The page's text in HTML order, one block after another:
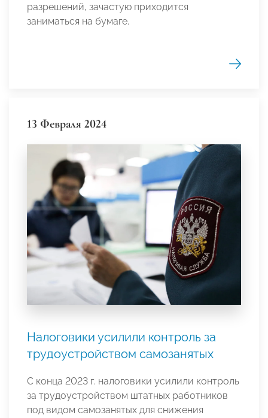
разрешений, зачастую приходится
заниматься на бумаге.
13 Февраля 2024
Налоговики усилили контроль за
трудоустройством самозанятых
С конца 2023 г. налоговики усилили контроль
за трудоустройством штатных работников
под видом самозанятых для снижения